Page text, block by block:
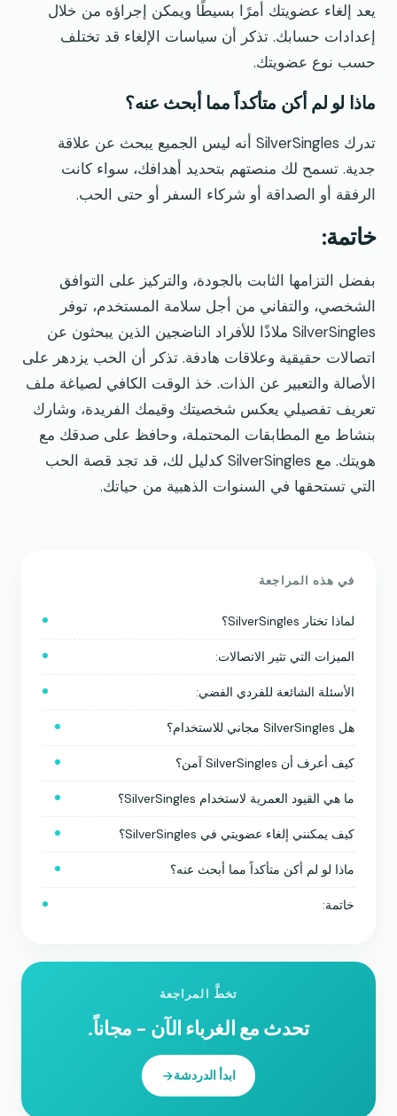
يعد إلغاء عضويتك أمرًا بسيطًا ويمكن إجراؤه من خلال
إعدادات حسابك. تذكر أن سياسات الإلغاء قد تختلف
حسب نوع عضويتك.
ماذا لو لم أكن متأكداً مما أبحث عنه؟
تدرك SilverSingles أنه ليس الجميع يبحث عن علاقة
جدية. تسمح لك منصتهم بتحديد أهدافك، سواء كانت
الرفقة أو الصداقة أو شركاء السفر أو حتى الحب.
خاتمة:
بفضل التزامها الثابت بالجودة، والتركيز على التوافق
الشخصي، والتفاني من أجل سلامة المستخدم، توفر
SilverSingles ملاذًا للأفراد الناضجين الذين يبحثون عن
اتصالات حقيقية وعلاقات هادفة. تذكر أن الحب يزدهر على
الأصالة والتعبير عن الذات. خذ الوقت الكافي لصياغة ملف
تعريف تفصيلي يعكس شخصيتك وقيمك الفريدة، وشارك
بنشاط مع المطابقات المحتملة، وحافظ على صدقك مع
هويتك. مع SilverSingles كدليل لك، قد تجد قصة الحب
التي تستحقها في السنوات الذهبية من حياتك.
في هذه المراجعة
لماذا تختار SilverSingles؟
الميزات التي تثير الاتصالات:
الأسئلة الشائعة للفردي الفضي:
هل SilverSingles مجاني للاستخدام؟
كيف أعرف أن SilverSingles آمن؟
ما هي القيود العمرية لاستخدام SilverSingles؟
كيف يمكنني إلغاء عضويتي في SilverSingles؟
ماذا لو لم أكن متأكداً مما أبحث عنه؟
خاتمة:
تخطَّ المراجعة
تحدث مع الغرباء الآن - مجاناً.
ابدأ الدردشة